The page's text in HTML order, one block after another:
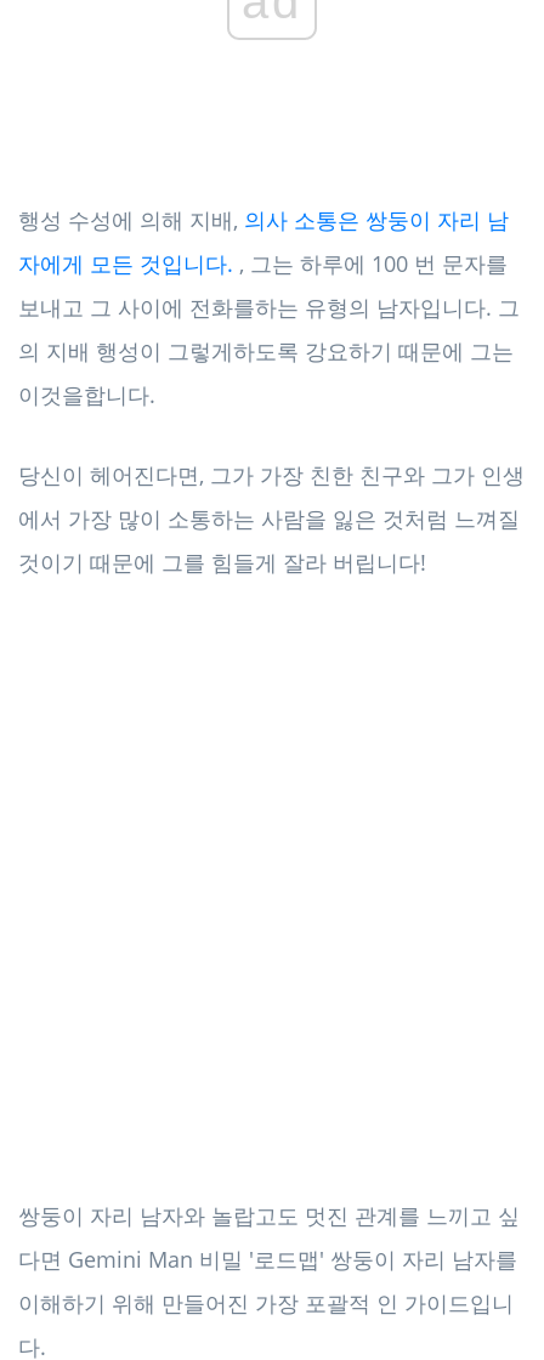
행성 수성에 의해 지배, 의사 소통은 쌍둥이 자리 남
자에게 모든 것입니다. , 그는 하루에 100 번 문자를
보내고 그 사이에 전화를하는 유형의 남자입니다. 그
의 지배 행성이 그렇게하도록 강요하기 때문에 그는
이것을합니다.
당신이 헤어진다면, 그가 가장 친한 친구와 그가 인생
에서 가장 많이 소통하는 사람을 잃은 것처럼 느껴질
것이기 때문에 그를 힘들게 잘라 버립니다!
쌍둥이 자리 남자와 놀랍고도 멋진 관계를 느끼고 싶
다면 Gemini Man 비밀 '로드맵' 쌍둥이 자리 남자를
이해하기 위해 만들어진 가장 포괄적 인 가이드입니
다.